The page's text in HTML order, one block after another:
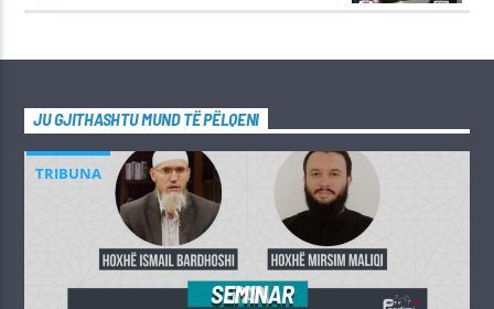
JU GJITHASHTU MUND TË PËLQENI
TRIBUNA
SEMINAR